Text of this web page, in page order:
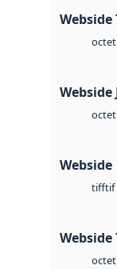
Webside
octet
Webside
octet
Webside
tifftif
Webside
octet